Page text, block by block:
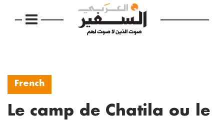
French
Le camp de Chatila ou le